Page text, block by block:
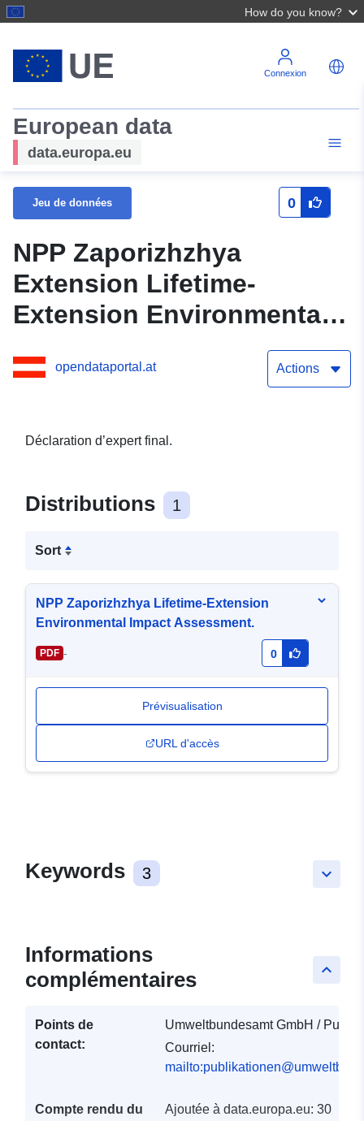
How do you know?
Connexion
European data
data.europa.eu
Jeu de données 0
NPP Zaporizhzhya
Extension Lifetime-
Extension Environmental
opendataportal.at Actions
Déclaration d’expert final.
Distributions 1
Sort
NPP Zaporizhzhya Lifetime-Extension
Environmental Impact Assessment.
PDF - 0
Prévisualisation
URL d'accès
keyboard_arrow_down
Keywords 3
keyboard_arrow_up
Informations
complémentaires
Points de
contact:
Umweltbundesamt GmbH /
Courriel:
Compte rendu du
Ajoutée à data.europa.eu: 30